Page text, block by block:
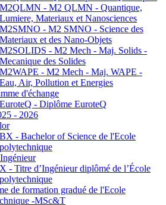
M2QLMN - M2 QLMN - Quantique,
Lumiere, Materiaux et Nanosciences
M2SMNO - M2 SMNO - Science des
Materiaux et des Nano-Objets
M2SOLIDS - M2 Mech - Maj. Solids -
Mecanique des Solides
M2WAPE - M2 Mech - Maj. WAPE -
Eau, Air, Pollution et Energies
d'échange
EuroteQ - Diplôme EuroteQ
- 2026
BX - Bachelor of Science de l'Ecole
polytechnique
X - Titre d’Ingénieur diplômé de l’École
polytechnique
de formation gradué de l'Ecole
-MSc&T